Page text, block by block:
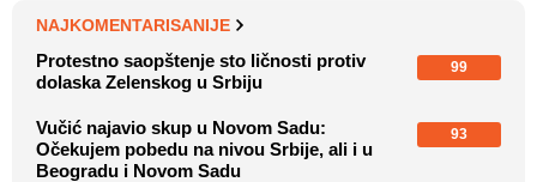
NAJKOMENTARISANIJE
Protestno saopštenje sto ličnosti protiv
dolaska Zelenskog u Srbiju
99
Vučić najavio skup u Novom Sadu:
Očekujem pobedu na nivou Srbije, ali i u
Beogradu i Novom Sadu
93